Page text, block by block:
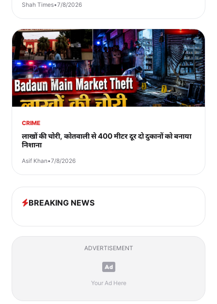
Shah Times•7/8/2026
CRIME
लाखों की चोरी, कोतवाली से 400 मीटर दूर दो दुकानों को बनाया
निशाना
Asif Khan•7/8/2026
BREAKING NEWS
ADVERTISEMENT
Your Ad Here